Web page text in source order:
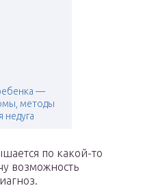
—
методы
недуга
по какой-то
возможность